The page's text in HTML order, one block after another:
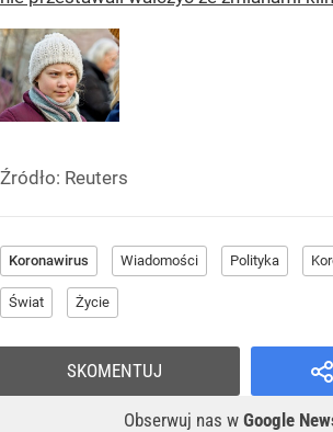
Źródło: Reuters
Koronawirus Wiadomości Polityka
Świat Życie
Obserwuj nas w Google
SKOMENTUJ